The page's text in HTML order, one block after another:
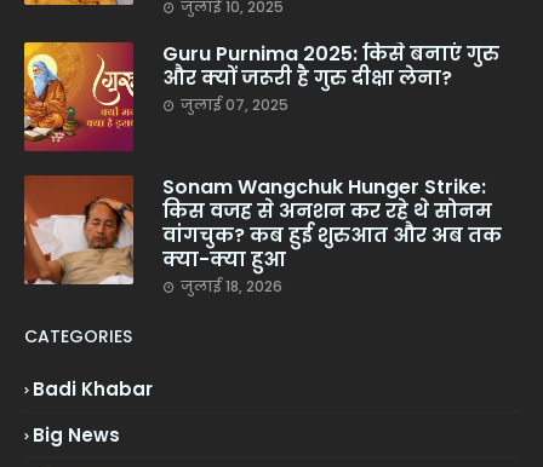
जुलाई 10, 2025
Guru Purnima 2025: किसे बनाएं गुरु
और क्यों जरूरी है गुरु दीक्षा लेना?
जुलाई 07, 2025
Sonam Wangchuk Hunger Strike:
किस वजह से अनशन कर रहे थे सोनम
वांगचुक? कब हुई शुरुआत और अब तक
क्या-क्या हुआ
जुलाई 18, 2026
CATEGORIES
Badi Khabar
Big News